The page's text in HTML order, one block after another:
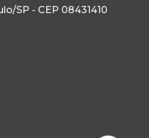
SP - CEP 08431410